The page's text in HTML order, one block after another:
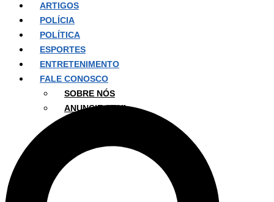
ARTIGOS
POLÍCIA
POLÍTICA
ESPORTES
ENTRETENIMENTO
FALE CONOSCO
SOBRE NÓS
ANUNCIE AQUI